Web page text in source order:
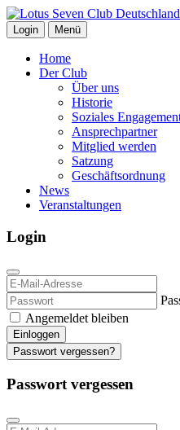
Login Menü
Home
Der Club
Über uns
Historie
Soziales
Ansprechpartner
Mitglied werden
Satzung
Geschäftsordnung
News
Veranstaltungen
Login
Angemeldet bleiben
Einloggen
Passwort vergessen?
Passwort vergessen